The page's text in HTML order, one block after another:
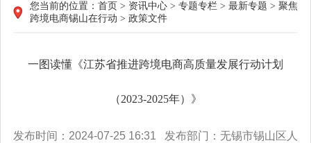
您当前的位置： 首页 > 资讯中心 > 专题专栏 > 最新专题 > 聚焦
跨境电商锡山在行动 > 政策文件
一图读懂《江苏省推进跨境电商高质量发展行动计划
（2023-2025年）》
发布时间：2024-07-25 16:31 发布部门：无锡市锡山区人